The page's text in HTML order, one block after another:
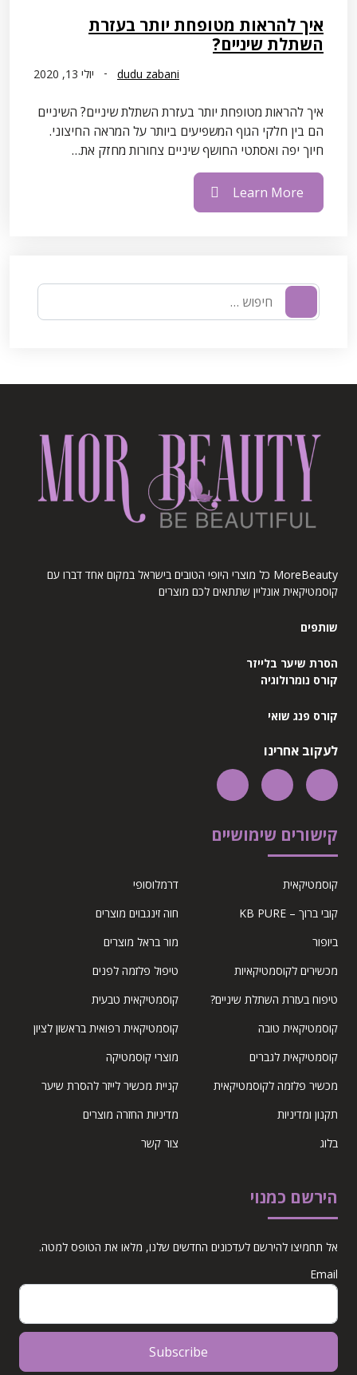
איך להראות מטופחת יותר בעזרת
השתלת שיניים?
יולי 13, 2020 dudu zabani
איך להראות מטופחת יותר בעזרת השתלת שיניים? השיניים
הם בין חלקי הגוף המשפיעים ביותר על המראה החיצוני.
חיוך יפה ואסתטי החושף שיניים צחורות מחזק את…
Learn More
MoreBeauty כל מוצרי היופי הטובים בישראל במקום אחד דברו עם
קוסמטיקאית אונליין שתתאים לכם מוצרים
שותפים
הסרת שיער בלייזר
קורס נומרולוגיה
קורס פנג שואי
לעקוב אחרינו
קישורים שימושיים
קוסמטיקאית
דרמלוסופי
קובי ברוך – KB PURE
חוה זינגבוים מוצרים
ביופור
מור בראל מוצרים
מכשירים לקוסמטיקאיות
טיפול פלזמה לפנים
טיפוח בעזרת השתלת שיניים?
קוסמטיקאית טבעית
קוסמטיקאית טובה
קוסמטיקאית רפואית בראשון לציון
קוסמטיקאית לגברים
מוצרי קוסמטיקה
מכשיר פלזמה לקוסמטיקאית
קניית מכשיר לייזר להסרת שיער
תקנון ומדיניות
מדיניות החזרה מוצרים
בלוג
צור קשר
הירשם כמנוי
אל תחמיצו להירשם לעדכונים החדשים שלנו, מלאו את הטופס למטה.
Email